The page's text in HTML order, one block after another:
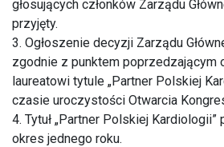
głosujących członków Zarządu
przyjęty.
3. Ogłoszenie decyzji Zarządu
zgodnie z punktem poprzedzającym
laureatowi tytule „Partner Polskiej
czasie uroczystości Otwarcia
4. Tytuł „Partner Polskiej
okres jednego roku.